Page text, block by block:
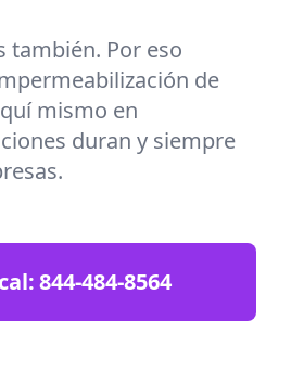
también. Por eso
de
mismo en
duran y siempre
844-484-8564